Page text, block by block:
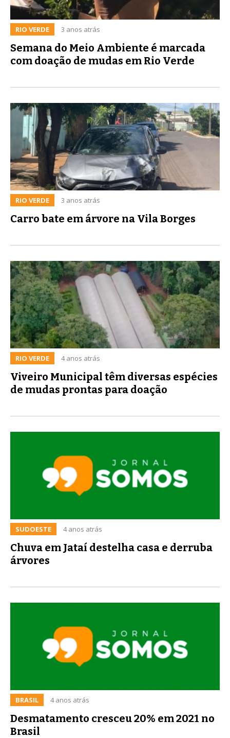
RIO VERDE 3 anos atrás
Semana do Meio Ambiente é marcada
com doação de mudas em Rio Verde
RIO VERDE 3 anos atrás
Carro bate em árvore na Vila Borges
RIO VERDE 4 anos atrás
Viveiro Municipal têm diversas espécies
de mudas prontas para doação
SUDOESTE 4 anos atrás
Chuva em Jataí destelha casa e derruba
árvores
BRASIL 4 anos atrás
Desmatamento cresceu 20% em 2021 no
Brasil